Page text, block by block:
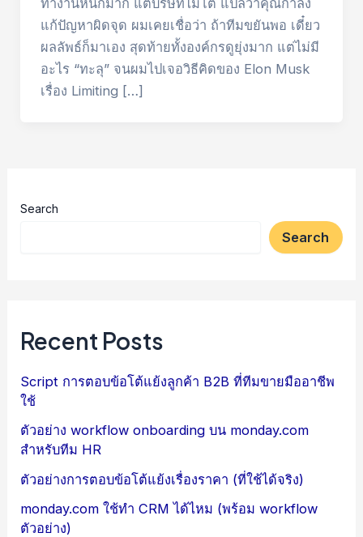
ทำงานหนักมาก แต่บริษัทไม่โต แปลว่าคุณกำลัง
แก้ปัญหาผิดจุด ผมเคยเชื่อว่า ถ้าทีมขยันพอ เดี๋ยว
ผลลัพธ์ก็มาเอง สุดท้ายทั้งองค์กรดูยุ่งมาก แต่ไม่มี
อะไร “ทะลุ” จนผมไปเจอวิธีคิดของ Elon Musk
เรื่อง Limiting […]
Search
Search
Recent Posts
Script การตอบข้อโต้แย้งลูกค้า B2B ที่ทีมขายมืออาชีพ
ใช้
ตัวอย่าง workflow onboarding บน monday.com
สำหรับทีม HR
ตัวอย่างการตอบข้อโต้แย้งเรื่องราคา (ที่ใช้ได้จริง)
monday.com ใช้ทำ CRM ได้ไหม (พร้อม workflow
ตัวอย่าง)